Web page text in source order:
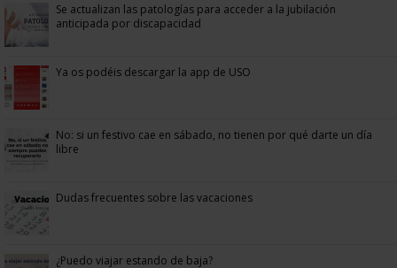
Se actualizan las patologías para acceder a la jubilación
anticipada por discapacidad
Ya os podéis descargar la app de USO
No: si un festivo cae en sábado, no tienen por qué darte un día
libre
Dudas frecuentes sobre las vacaciones
¿Puedo viajar estando de baja?